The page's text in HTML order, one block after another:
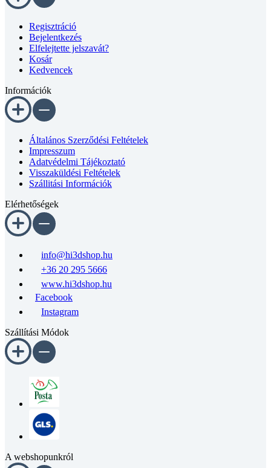
Regisztráció
Bejelentkezés
Elfelejtette jelszavát?
Kosár
Kedvencek
Információk
Általános Szerződési Feltételek
Impresszum
Adatvédelmi Tájékoztató
Visszaküldési Feltételek
Szállitási Információk
Elérhetőségek
info@hi3dshop.hu
+36 20 295 5666
www.hi3dshop.hu
Facebook
Instagram
Szállítási Módok
A webshopunkról